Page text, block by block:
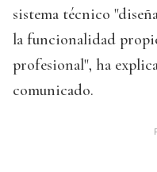
sistema técnico
la funcionalidad
profesional", ha
comunicado.